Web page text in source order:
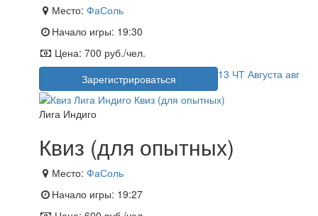
Место: ФаСоль
Начало игры: 19:30
Цена: 700 руб./чел.
Зарегистрироваться
13 ЧТ Августа авг
Лига Индиго
Квиз (для опытных)
Место: ФаСоль
Начало игры: 19:27